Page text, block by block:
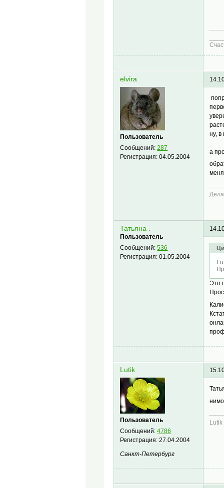
elvira
Пользователь
Сообщений:287
Регистрация:04.05.2004
ну,
а
Татьяна .
Пользователь
Сообщений:536
Регистрация:01.05.2004
Это
Lutik
Пользователь
Сообщений:4786
Регистрация:27.04.2004
Санкт-Петербург
Lutik